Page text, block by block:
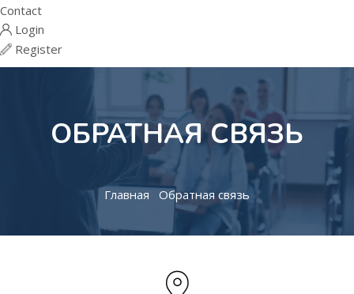
Contact
Login
Register
ОБРАТНАЯ СВЯЗЬ
Главная Обратная связь